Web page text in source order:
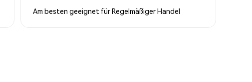
Am besten geeignet fürRegelmäßiger Handel